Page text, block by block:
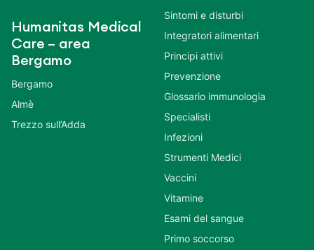
Humanitas Medical
Care – area
Bergamo
Bergamo
Almè
Trezzo sull’Adda
Sintomi e disturbi
Integratori alimentari
Principi attivi
Prevenzione
Glossario immunologia
Specialisti
Infezioni
Strumenti Medici
Vaccini
Vitamine
Esami del sangue
Primo soccorso